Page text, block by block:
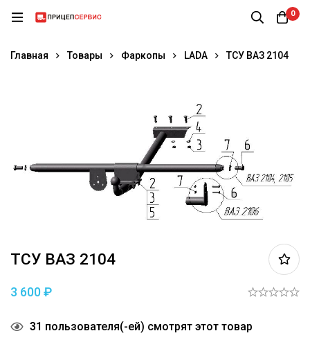
0
Главная Товары Фаркопы LADA ТСУ ВАЗ 2104
ТСУ ВАЗ 2104
3 600₽
31 пользователя(-ей) смотрят этот товар